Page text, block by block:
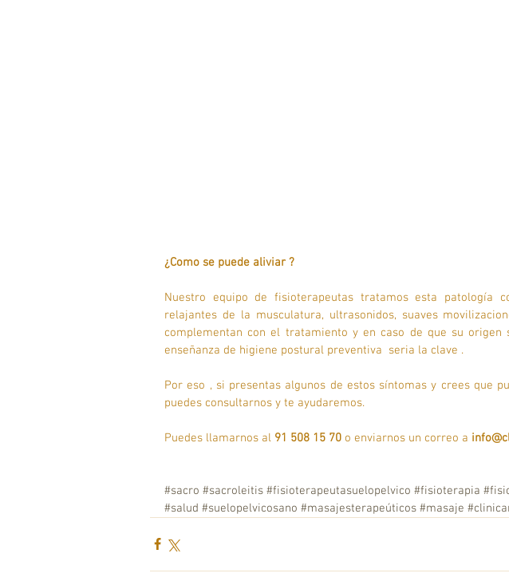
¿Como se puede aliviar ?
Nuestro equipo de fisioterapeutas tratamos esta patología
relajantes de la musculatura, ultrasonidos, suaves
complementan con el tratamiento y en caso de que su origen
enseñanza de higiene postural preventiva  seria la clave .
Por eso , si presentas algunos de estos síntomas y crees que
puedes consultarnos y te ayudaremos.
Puedes llamarnos al 91 508 15 70 o enviarnos un correo a
#sacro #sacroleitis #fisioterapeutasuelopelvico #fisioterapia
#salud #suelopelvicosano #masajesterapeúticos #masaje